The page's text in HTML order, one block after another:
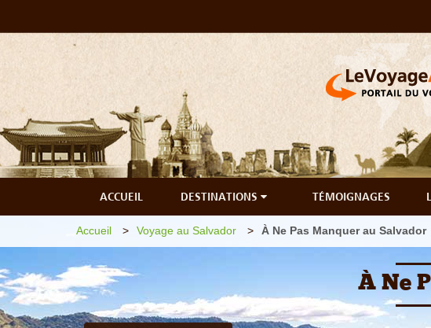
ACCUEIL DESTINATIONS TÉMOIGNAGES
Accueil Voyage au Salvador À Ne Pas Manquer au Salvador
À Ne